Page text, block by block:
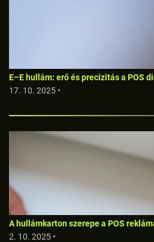
E–E hullám: erő és precizitás a POS
17. 10. 2025 •
A hullámkarton szerepe a POS
2. 10. 2025 •